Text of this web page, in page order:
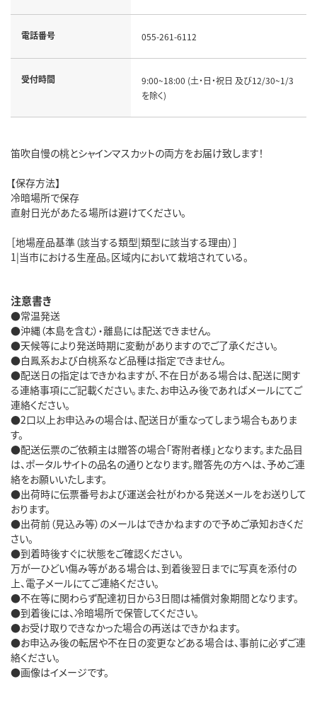
電話番号 055-261-6112
受付時間
9:00~18:00 (土・日・祝日 及び12/30~1/3
を除く)
笛吹自慢の桃とシャインマスカットの両方をお届け致します！
【保存方法】
冷暗場所で保存
直射日光があたる場所は避けてください。
［地場産品基準（該当する類型|類型に該当する理由）］
1|当市における生産品。区域内において栽培されている。
注意書き
●常温発送
●沖縄（本島を含む）・離島には配送できません。
●天候等により発送時期に変動がありますのでご了承ください。
●白鳳系および白桃系など品種は指定できません。
●配送日の指定はできかねますが、不在日がある場合は、配送に関す
る連絡事項にご記載ください。また、お申込み後であればメールにてご
連絡ください。
●2口以上お申込みの場合は、配送日が重なってしまう場合もありま
す。
●配送伝票のご依頼主は贈答の場合「寄附者様」となります。また品目
は、ポータルサイトの品名の通りとなります。贈答先の方へは、予めご連
絡をお願いいたします。
●出荷時に伝票番号および運送会社がわかる発送メールをお送りして
おります。
●出荷前（見込み等）のメールはできかねますので予めご承知おきくだ
さい。
●到着時後すぐに状態をご確認ください。
万が一ひどい傷み等がある場合は、到着後翌日までに写真を添付の
上、電子メールにてご連絡ください。
●不在等に関わらず配達初日から3日間は補償対象期間となります。
●到着後には、冷暗場所で保管してください。
●お受け取りできなかった場合の再送はできかねます。
●お申込み後の転居や不在日の変更などある場合は、事前に必ずご連
絡ください。
●画像はイメージです。